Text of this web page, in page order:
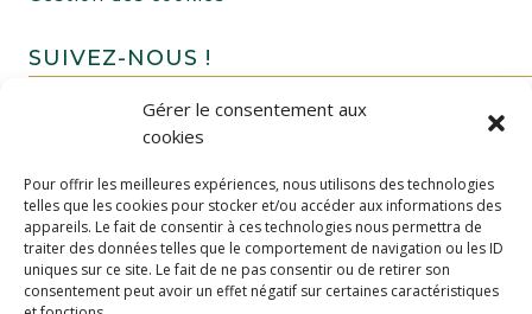
Gérer le consentement aux
cookies
Pour offrir les meilleures expériences, nous utilisons des technologies
telles que les cookies pour stocker et/ou accéder aux informations des
appareils. Le fait de consentir à ces technologies nous permettra de
traiter des données telles que le comportement de navigation ou les ID
uniques sur ce site. Le fait de ne pas consentir ou de retirer son
consentement peut avoir un effet négatif sur certaines caractéristiques
SUIVEZ-NOUS !
FAIRE UN DON